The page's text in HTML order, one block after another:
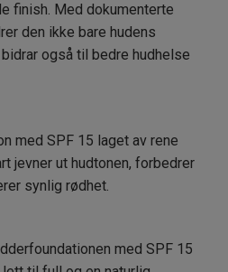
15
18
20
finish. Med dokumenterte
den ikke bare hudens
også til bedre hudhelse
med SPF 15 laget av rene
jevner ut hudtonen, forbedrer
synlig rødhet.
med SPF 15